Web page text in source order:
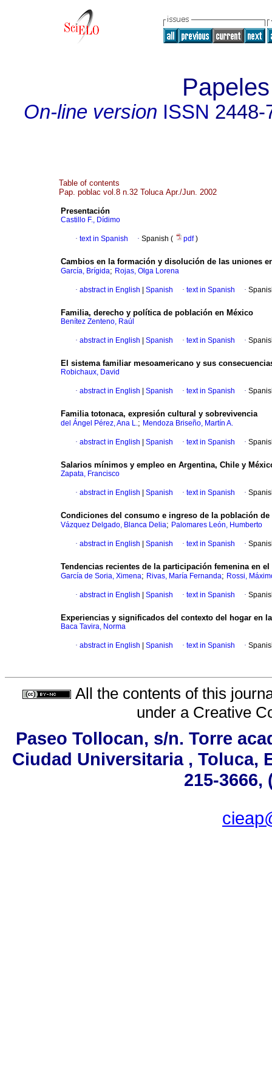
On-line version ISSN 2448-
Table of contents
Pap. poblac vol.8 n.32 Toluca Apr./Jun. 2002
Presentación
Castillo F., Dídimo
· text in Spanish · Spanish ( pdf)
Cambios en la formación y disolución de las uniones
García, Brígida; Rojas, Olga Lorena
· abstract in English Spanish · text in Spanish ·
Familia, derecho y política de población en México
Benítez Zenteno, Raúl
· abstract in English Spanish · text in Spanish ·
El sistema familiar mesoamericano y sus
Robichaux, David
· abstract in English Spanish · text in Spanish ·
Familia totonaca, expresión cultural y sobrevivencia
del Ángel Pérez, Ana L.; Mendoza Briseño, Martín A.
· abstract in English Spanish · text in Spanish ·
Salarios mínimos y empleo en Argentina, Chile y
Zapata, Francisco
· abstract in English Spanish · text in Spanish ·
Condiciones del consumo e ingreso de la población de
Vázquez Delgado, Blanca Delia; Palomares León, Humberto
· abstract in English Spanish · text in Spanish ·
Tendencias recientes de la participación femenina en
García de Soria, Ximena; Rivas, María Fernanda; Rossi,
· abstract in English Spanish · text in Spanish ·
Experiencias y significados del contexto del hogar en
Baca Tavira, Norma
· abstract in English Spanish · text in Spanish ·
All the contents of this
under a Creative
Paseo Tollocan, s/n. Torre
Ciudad Universitaria , Toluca,
215-3666,